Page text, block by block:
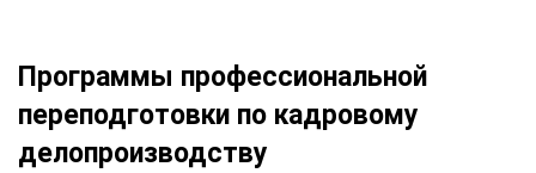
Программы профессиональной
переподготовки по кадровому
делопроизводству